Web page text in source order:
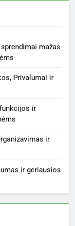
mažas
Privalumai ir
ir
ir
ir geriausios